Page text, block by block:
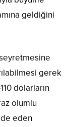
geldiğini
gerek
dolarların
olumlu
eden